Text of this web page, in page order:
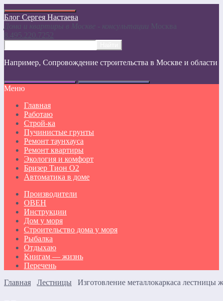
Блог Сергея Настаева
Дома и квартиры в Москве - консультации Москвa
8.495.220.7252
Например, Сопровождение строительства в Москве и области
Меню
Главная
Работаю
Строй-ка
Пучинистые грунты
Ремонт таунхауса
Ремонт квартиры
Экология и комфорт
Бризер Тион О2
Автоматика в доме
Производители
ОВЕН
Инструкции
Дом у моря
Строительство дома у моря
Рыбалка
Отдыхаю
Книгам — жизнь
Перечень
Главная
Лестницы Изготовление металлокаркаса лестницы